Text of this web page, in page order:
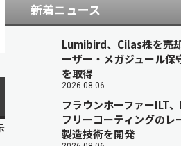
新着ニュース
Lumibird、Cilas株を売
ーザー・メガジュール保
を取得
2026.08.06
フラウンホーファーILT
フリーコーティングのレ
製造技術を開発